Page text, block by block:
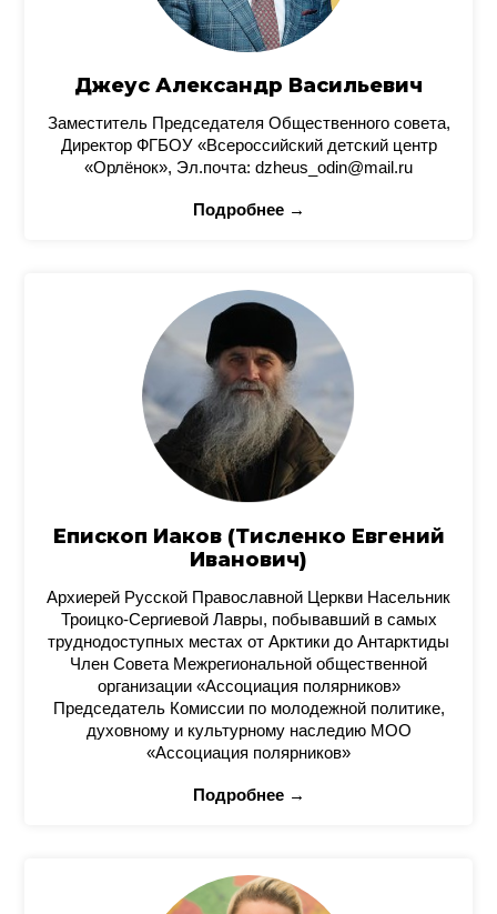
Джеус Александр Васильевич
Заместитель Председателя Общественного совета,
Директор ФГБОУ «Всероссийский детский центр
«Орлёнок», Эл.почта: dzheus_odin@mail.ru
Подробнее →
Епископ Иаков (Тисленко Евгений
Иванович)
Архиерей Русской Православной Церкви Насельник
Троицко-Сергиевой Лавры, побывавший в самых
труднодоступных местах от Арктики до Антарктиды
Член Совета Межрегиональной общественной
организации «Ассоциация полярников»
Председатель Комиссии по молодежной политике,
духовному и культурному наследию МОО
«Ассоциация полярников»
Подробнее →